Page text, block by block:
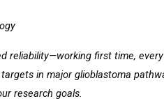
reliability—working first time,
in major glioblastoma
research goals.